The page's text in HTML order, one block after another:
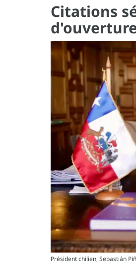
Citations
Président chilien, Sebastián